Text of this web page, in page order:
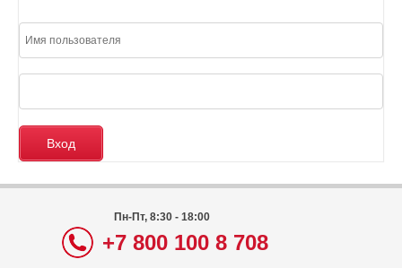
Пн-Пт, 8:30 - 18:00
+7 800 100 8 708